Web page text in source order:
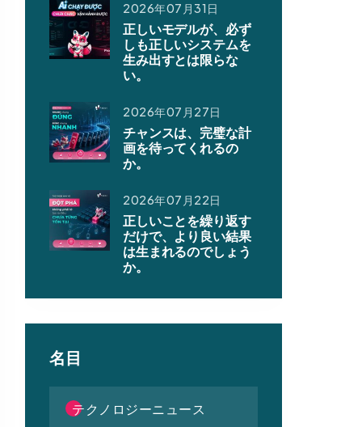
2026年07月31日
正しいモデルが、必ず
しも正しいシステムを
生み出すとは限らな
い。
2026年07月27日
チャンスは、完璧な計
画を待ってくれるの
か。
2026年07月22日
正しいことを繰り返す
だけで、より良い結果
は生まれるのでしょう
か。
名目
テクノロジーニュース